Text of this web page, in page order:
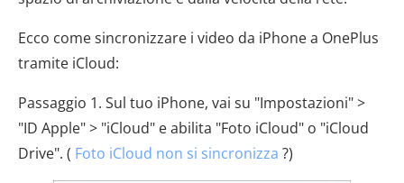
Ecco come sincronizzare i video da iPhone a OnePlus
tramite iCloud:
Passaggio 1. Sul tuo iPhone, vai su "Impostazioni" >
"ID Apple" > "iCloud" e abilita "Foto iCloud" o "iCloud
Drive". ( Foto iCloud non si sincronizza ?)